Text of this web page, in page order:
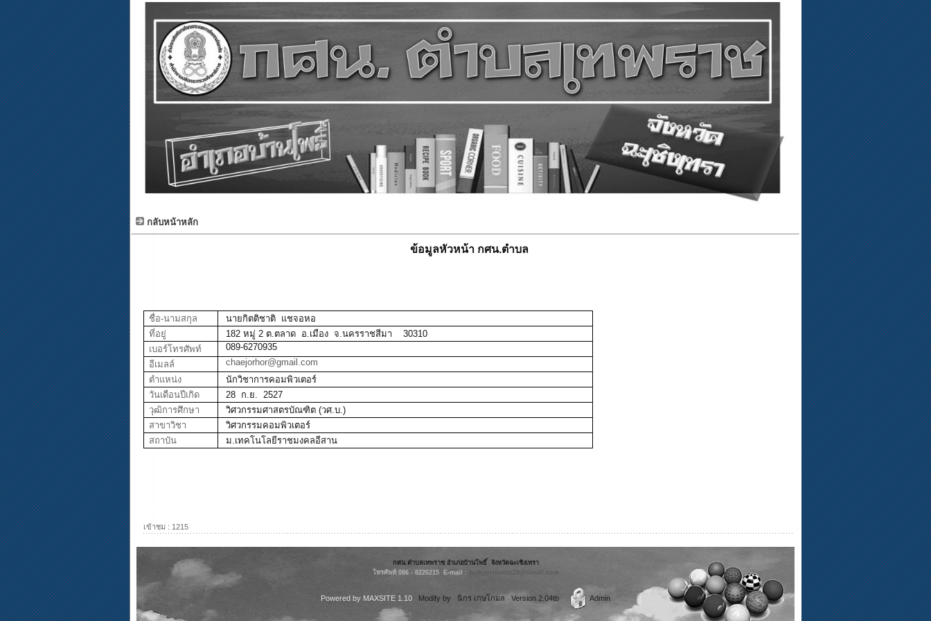
กลับหน้าหลัก
ข้อมูลหัวหน้า กศน.ตำบล
ชื่อ-นามสกุล
นายกิตติชาติ แชจอหอ
ที่อยู่
182 หมู่ 2 ต.ตลาด อ.เมือง จ.นครราชสีมา 30310
เบอร์โทรศัพท์
089-6270935
อีเมลล์
chaejorhor@gmail.com
ตำแหน่ง
นักวิชาการคอมพิวเตอร์
วันเดือนปีเกิด
28 ก.ย. 2527
วุฒิการศึกษา
วิศวกรรมศาสตรบัณฑิต (วศ.บ.)
สาขาวิชา
วิศวกรรมคอมพิวเตอร์
สถาบัน
ม.เทคโนโลยีราชมงคลอีสาน
เข้าชม : 1215
กศน.ตำบลเทพราช อำเภอบ้านโพธิ์ จังหวัดฉะเชิงเทรา
โทรศัพท์ 086 - 8226215 E-mail :
luckyprincess29@Gmail.com
Powered by MAXSITE 1.10 Modify by นิกร เกษโกมล Version 2.04tb Admin